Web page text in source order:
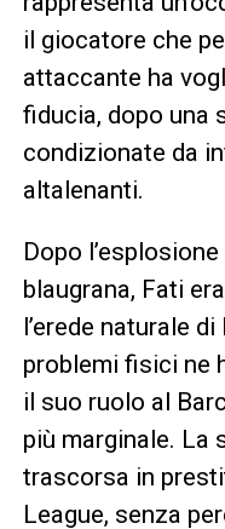
il giocatore che
attaccante ha
fiducia, dopo una
condizionate da
altalenanti.
Dopo
blaugrana, Fati
l’erede naturale
problemi fisici ne
il suo ruolo al
più marginale. La
trascorsa in
League, senza